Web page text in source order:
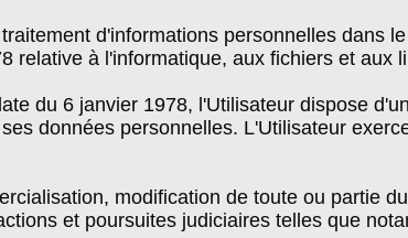
d'informations personnelles dans
relative à l'informatique, aux fichiers et aux
du 6 janvier 1978, l'Utilisateur dispose
données personnelles. L'Utilisateur
modification de toute ou partie
et poursuites judiciaires telles que